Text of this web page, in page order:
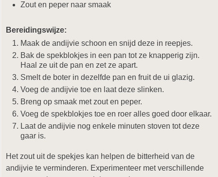
Zout en peper naar smaak
Bereidingswijze:
Maak de andijvie schoon en snijd deze in reepjes.
Bak de spekblokjes in een pan tot ze knapperig zijn.
Haal ze uit de pan en zet ze apart.
Smelt de boter in dezelfde pan en fruit de ui glazig.
Voeg de andijvie toe en laat deze slinken.
Breng op smaak met zout en peper.
Voeg de spekblokjes toe en roer alles goed door elkaar.
Laat de andijvie nog enkele minuten stoven tot deze
gaar is.
Het zout uit de spekjes kan helpen de bitterheid van de
andijvie te verminderen. Experimenteer met verschillende